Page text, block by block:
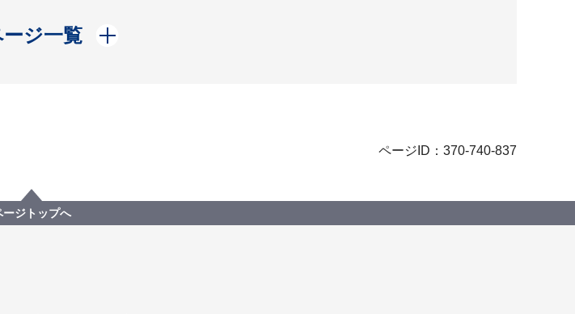
ージ一覧
開く
ページID：370-740-837
ージトップへ